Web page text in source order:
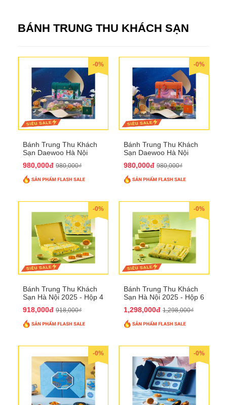
BÁNH TRUNG THU KHÁCH SẠN
-0%
Bánh Trung Thu Khách
Sạn Daewoo Hà Nội
QTTT30
980,000đ 980,000₫
-0%
Bánh Trung Thu Khách
Sạn Daewoo Hà Nội
QTTT31
980,000đ 980,000₫
-0%
Bánh Trung Thu Khách
Sạn Hà Nội 2025 - Hộp 4
918,000đ 918,000₫
-0%
Bánh Trung Thu Khách
Sạn Hà Nội 2025 - Hộp 6
1,298,000đ 1,298,000₫
-0% -0%